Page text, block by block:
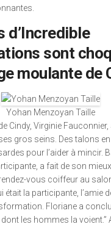
d’Incredible
sont
moulante de
Yohan Menzoyan Taille
Cindy, Virginie
gros seins. Des talons
pour l’aider à mincir.
a fait de son
vous coiffeur au
était la participante, l’amie
Floriane a conclu
les hommes la voient.”